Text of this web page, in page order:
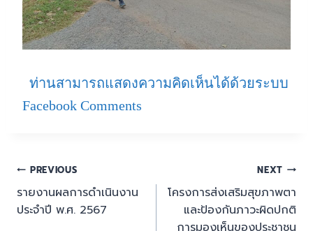
ท่านสามารถแสดงความคิดเห็นได้ด้วยระบบ
Facebook Comments
PREVIOUS
รายงานผลการดำเนินงาน
ประจำปี พ.ศ. 2567
NEXT
โครงการส่งเสริมสุขภาพตา
และป้องกันภาวะผิดปกติ
การมองเห็นของประชาชน